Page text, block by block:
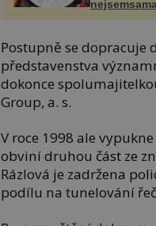
Postupně se dopracuje
představenstva
dokonce
Group, a. s.
V roce 1998 ale
obviní druhou část ze
Rázlová je zadržena
podílu na tunelování